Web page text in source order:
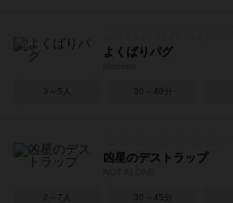
よくばりパグ
3～5人 30～40分
凶星のデストラップ
2～7人 30～45分